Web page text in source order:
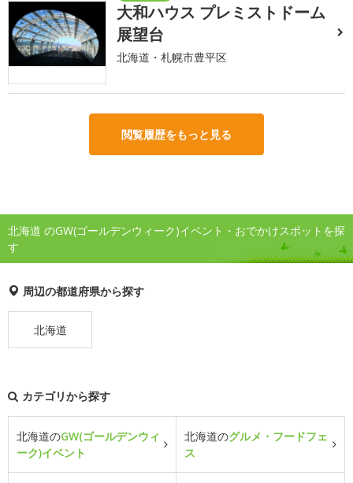
大和ハウス プレミストドーム
展望台
北海道・札幌市豊平区
閲覧履歴をもっと見る
北海道 のGW(ゴールデンウィーク)イベント・おでかけスポットを探
す
周辺の都道府県から探す
北海道
カテゴリから探す
北海道のGW(ゴールデンウィ
ーク)イベント
北海道のグルメ・フードフェ
ス